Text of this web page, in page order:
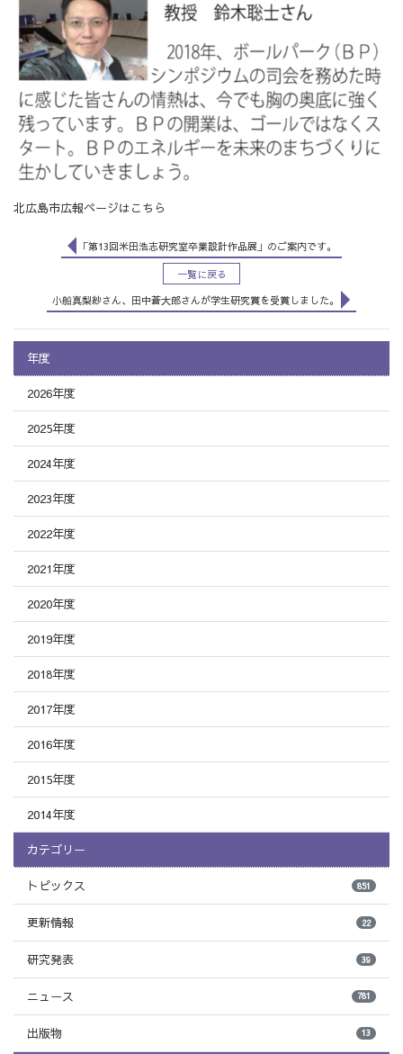
北広島市広報ページはこちら
「第13回米田浩志研究室卒業設計作品展」のご案内です。
一覧に戻る
小船真梨紗さん、田中蒼大郎さんが学生研究賞を受賞しました。
年度
2026年度
2025年度
2024年度
2023年度
2022年度
2021年度
2020年度
2019年度
2018年度
2017年度
2016年度
2015年度
2014年度
カテゴリー
トピックス 851
更新情報 22
研究発表 39
ニュース 781
出版物 13